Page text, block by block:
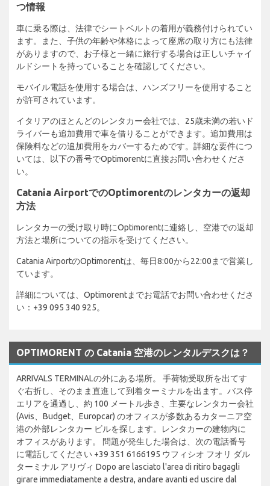
つ情報
車に乗る際は、法律でシートベルトの着用が義務付けられてい
ます。また、子供の年齢や体格によって座席の取り方にも法律
がありますので、お子様と一緒に旅行する場合は正しいチャイ
ルドシートを持っていることを確認してください。
モバイル電話を使用する場合は、ハンズフリーを使用すること
が許可されています。
イタリアのほとんどのレンタカー会社では、25歳未満の若いド
ライバーも追加費用で車を借りることができます。追加費用は
保険料などの追加費用をカバーするためです。詳細な要件につ
いては、以下の番号でOptimorentに直接お問い合わせくださ
い。
Catania AirportでのOptimorentのレンタカーの返却
方法
レンタカーの受け取り時にOptimorentに連絡し、空港での返却
方法と場所についての指示を受けてください。
Catania AirportのOptimorentは、毎日8:00から22:00まで営業し
ています。
詳細については、Optimorentまでお電話でお問い合わせくださ
い：+39 095 340 925。
OPTIMORENT の Catania 空港のレンタルデスクは？
ARRIVALS TERMINALの外にある場所。 手荷物受取所を出てす
ぐ右折し、そのまま直進して到着ターミナルを出ます。バス停
エリアを通過し、約 100 メートル歩き、主要なレンタカー会社
(Avis、Budget、Europcar) のオフィスが多数あるカターニア空
港の外部レンタカー ビルを探します。レンタカーの建物内に
オフィスがあります。 問題が発生した場合は、次の電話番号
に電話してください +39 351 6166195 ウフィシオ フオリ ダル
ターミナル アリヴィ Dopo are lasciato l'area di ritiro bagagli
girare immediatamente a destra, andare avanti ed uscire dal